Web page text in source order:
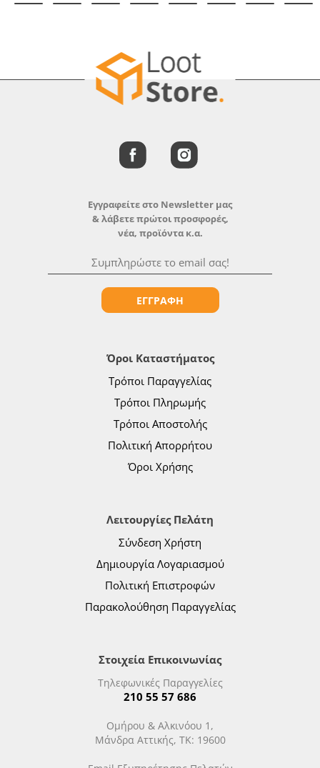
Όροι Καταστήματος
Τρόποι Παραγγελίας
Τρόποι Πληρωμής
Τρόποι Αποστολής
Πολιτική Απορρήτου
Όροι Χρήσης
Λειτουργίες Πελάτη
Σύνδεση Χρήστη
Δημιουργία Λογαριασμού
Πολιτική Επιστροφών
Παρακολούθηση Παραγγελίας
Στοιχεία Επικοινωνίας
Τηλεφωνικές Παραγγελίες
210 55 57 686
Ομήρου & Αλκινόου 1,
Μάνδρα Αττικής, ΤΚ: 19600
Εγγραφείτε στο Newsletter μας
& λάβετε πρώτοι προσφορές,
νέα, προϊόντα κ.α.
ΕΓΓΡΑΦΗ